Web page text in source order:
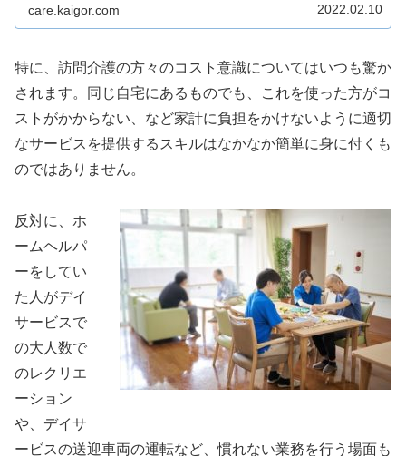
care.kaigor.com 2022.02.10
特に、訪問介護の方々のコスト意識についてはいつも驚か
されます。同じ自宅にあるものでも、これを使った方がコ
ストがかからない、など家計に負担をかけないように適切
なサービスを提供するスキルはなかなか簡単に身に付くも
のではありません。
反対に、ホ
ームヘルパ
ーをしてい
た人がデイ
サービスで
の大人数で
のレクリエ
ーション
や、デイサ
ービスの送迎車両の運転など、慣れない業務を行う場面も